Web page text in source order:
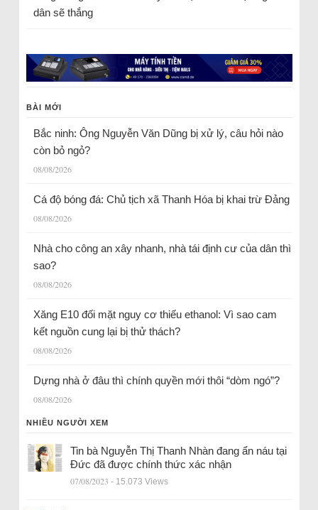
dân sẽ thắng
BÀI MỚI
Bắc ninh: Ông Nguyễn Văn Dũng bị xử lý, câu hỏi nào
còn bỏ ngỏ?
08/08/2026
Cá độ bóng đá: Chủ tịch xã Thanh Hóa bị khai trừ Đảng
08/08/2026
Nhà cho công an xây nhanh, nhà tái định cư của dân thì
sao?
08/08/2026
Xăng E10 đối mặt nguy cơ thiếu ethanol: Vì sao cam
kết nguồn cung lại bị thử thách?
08/08/2026
Dựng nhà ở đâu thì chính quyền mới thôi “dòm ngó”?
08/08/2026
NHIỀU NGƯỜI XEM
Tin bà Nguyễn Thị Thanh Nhàn đang ẩn náu tại
Đức đã được chính thức xác nhận
07/08/2023 - 15.073 Views